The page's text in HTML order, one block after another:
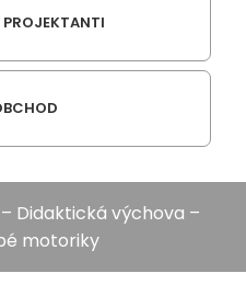
Didaktická výchova –
motoriky